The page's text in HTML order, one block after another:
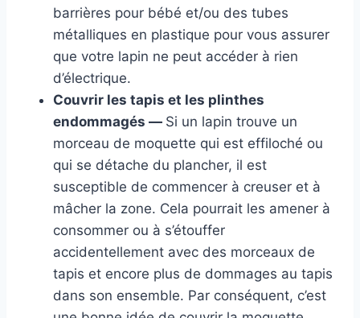
barrières pour bébé et/ou des tubes
métalliques en plastique pour vous assurer
que votre lapin ne peut accéder à rien
d’électrique.
Couvrir les tapis et les plinthes
endommagés — Si un lapin trouve un
morceau de moquette qui est effiloché ou
qui se détache du plancher, il est
susceptible de commencer à creuser et à
mâcher la zone. Cela pourrait les amener à
consommer ou à s’étouffer
accidentellement avec des morceaux de
tapis et encore plus de dommages au tapis
dans son ensemble. Par conséquent, c’est